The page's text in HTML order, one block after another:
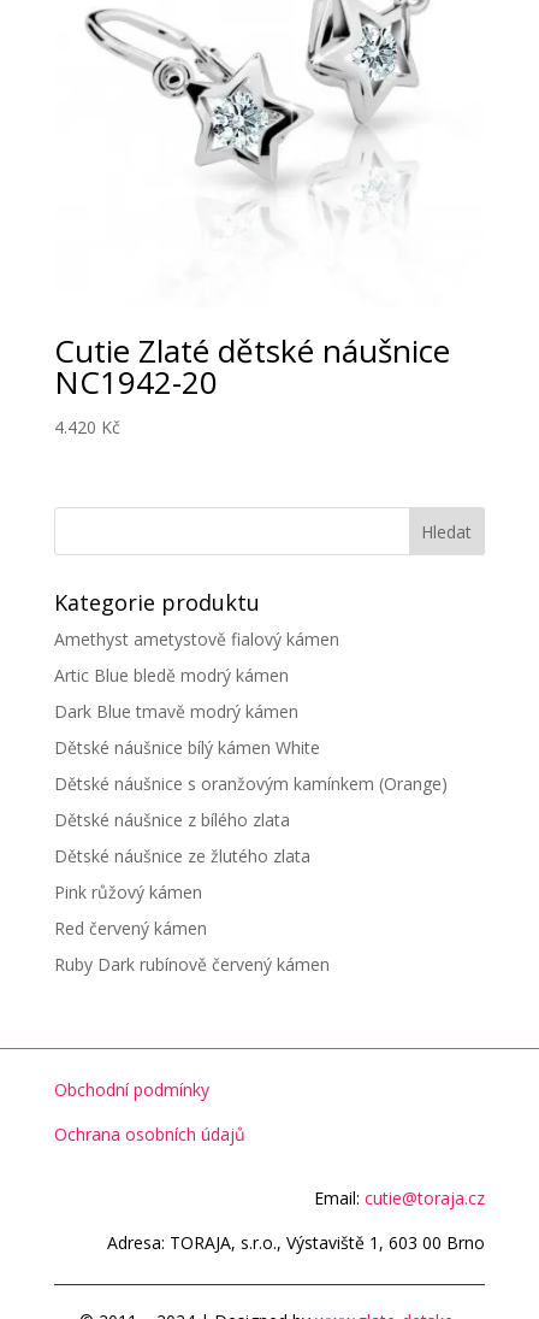
Cutie Zlaté dětské náušnice
NC1942-20
4.420 Kč
Kategorie produktu
Amethyst ametystově fialový kámen
Artic Blue bledě modrý kámen
Dark Blue tmavě modrý kámen
Dětské náušnice bílý kámen White
Dětské náušnice s oranžovým kamínkem (Orange)
Dětské náušnice z bílého zlata
Dětské náušnice ze žlutého zlata
Pink růžový kámen
Red červený kámen
Ruby Dark rubínově červený kámen
Obchodní podmínky
Ochrana osobních údajů
Email:cutie@toraja.cz
Adresa: TORAJA, s.r.o., Výstaviště 1, 603 00 Brno